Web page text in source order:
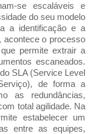
se escaláveis e
do seu modelo
a identificação e a
acontece o processo
permite extrair a
escaneados.
SLA (Service Level
de forma a
as redundâncias,
total agilidade. Na
estabelecer um
entre as equipes,